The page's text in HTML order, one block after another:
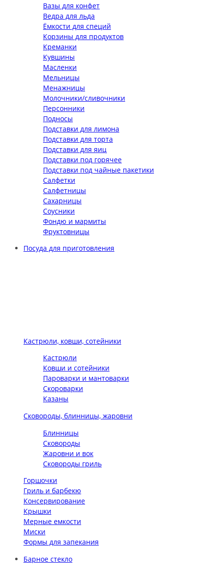
Вазы для конфет
Ведра для льда
Ёмкости для специй
Корзины для продуктов
Креманки
Кувшины
Масленки
Мельницы
Менажницы
Молочники/сливочники
Персонники
Подносы
Подставки для лимона
Подставки для торта
Подставки для яиц
Подставки под горячее
Подставки под чайные пакетики
Салфетки
Салфетницы
Сахарницы
Соусники
Фондю и мармиты
Фруктовницы
Посуда для приготовления
Кастрюли, ковши, сотейники
Кастрюли
Ковши и сотейники
Пароварки и мантоварки
Скороварки
Казаны
Сковороды, блинницы, жаровни
Блинницы
Сковороды
Жаровни и вок
Сковороды гриль
Горшочки
Гриль и барбекю
Консервирование
Крышки
Мерные емкости
Миски
Формы для запекания
Барное стекло